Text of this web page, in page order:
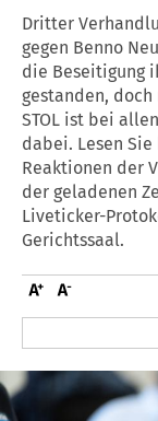
Dritter
gegen Benno
die Beseitigung
gestanden, doch
STOL ist bei
dabei. Lesen
Reaktionen der
der geladenen
Liveticker-
Gerichtssaal.